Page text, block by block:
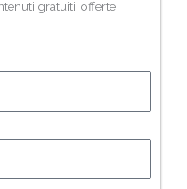
gratuiti, offerte